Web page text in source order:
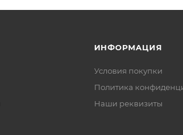
ИНФОРМАЦИЯ
Условия покупки
Политика
Наши реквизиты